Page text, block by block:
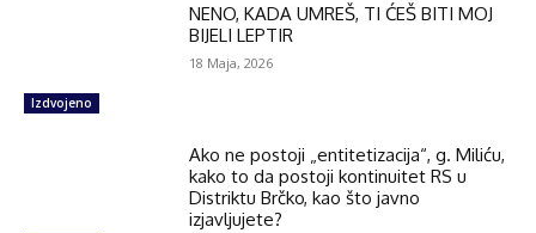
Izdvojeno
NENO, KADA UMREŠ, TI ĆEŠ BITI MOJ
BIJELI LEPTIR
18 Maja, 2026
Ako ne postoji „entitetizacija“, g. Miliću,
kako to da postoji kontinuitet RS u
Distriktu Brčko, kao što javno
izjavljujete?